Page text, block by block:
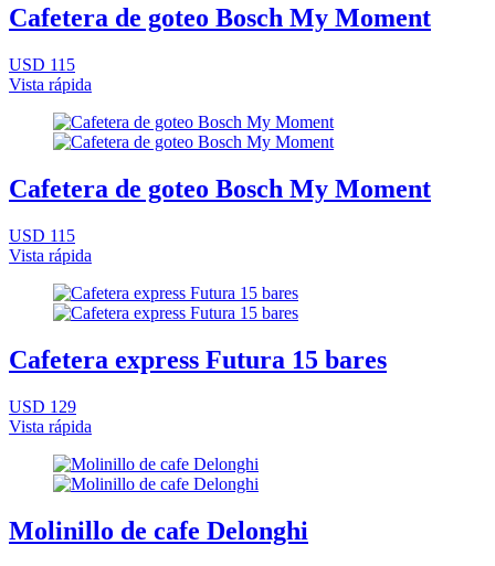
Cafetera de goteo Bosch My Moment
USD 115
Vista rápida
Cafetera de goteo Bosch My Moment
USD 115
Vista rápida
Cafetera express Futura 15 bares
USD 129
Vista rápida
Molinillo de cafe Delonghi